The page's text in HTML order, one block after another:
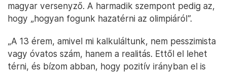
magyar versenyző. A harmadik szempont pedig az,
hogy „hogyan fogunk hazatérni az olimpiáról”.
„A 13 érem, amivel mi kalkuláltunk, nem pesszimista
vagy óvatos szám, hanem a realitás. Ettől el lehet
térni, és bízom abban, hogy pozitív irányban el is